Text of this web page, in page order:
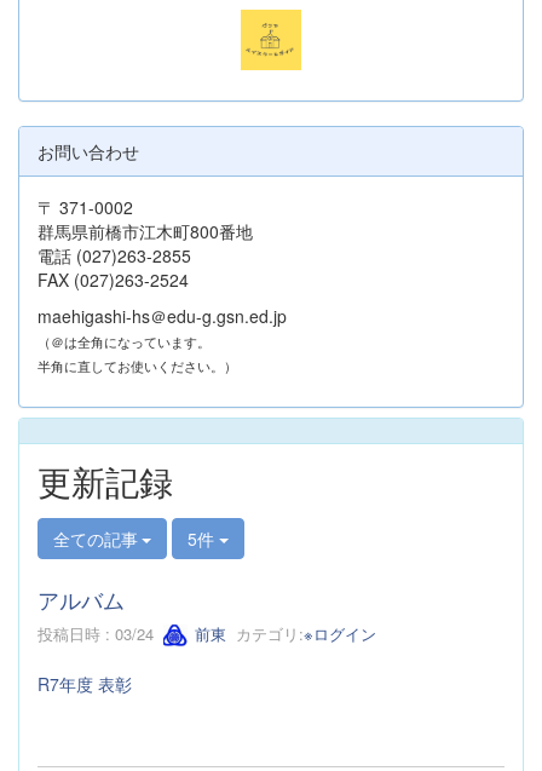
お問い合わせ
〒 371-0002
群馬県前橋市江木町800番地
電話 (027)263-2855
FAX (027)263-2524
maehigashi-hs＠edu-g.gsn.ed.jp
（＠は全角になっています。
半角に直してお使いください。）
更新記録
全ての記事 5件
アルバム
投稿日時 : 03/24 前東 カテゴリ:※ログイン
R7年度 表彰